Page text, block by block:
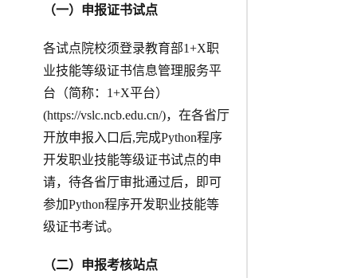
（一）申报证书试点
各试点院校须登录教育部1+X职
业技能等级证书信息管理服务平
台（简称：1+X平台）
(https://vslc.ncb.edu.cn/)，在各省厅
开放申报入口后,完成Python程序
开发职业技能等级证书试点的申
请，待各省厅审批通过后，即可
参加Python程序开发职业技能等
级证书考试。
（二）申报考核站点